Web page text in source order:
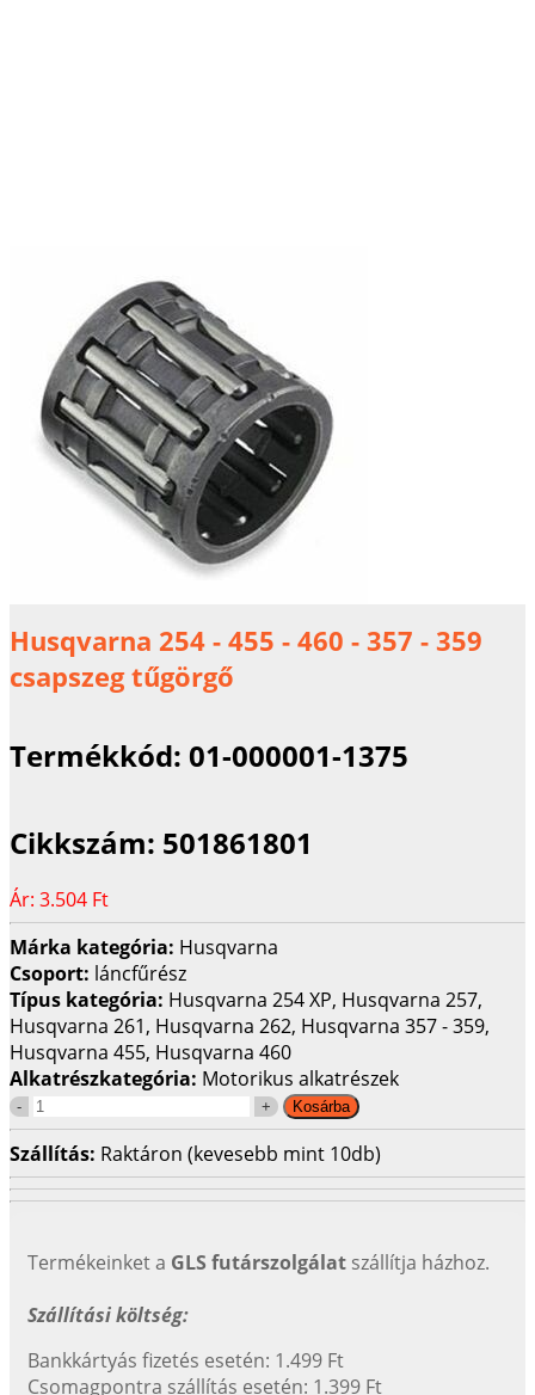
Husqvarna 254 - 455 - 460 - 357 - 359
csapszeg tűgörgő
Termékkód: 01-000001-1375
Cikkszám: 501861801
Ár: 3.504 Ft
Márka kategória: Husqvarna
Csoport: láncfűrész
Típus kategória: Husqvarna 254 XP, Husqvarna 257,
Husqvarna 261, Husqvarna 262, Husqvarna 357 - 359,
Husqvarna 455, Husqvarna 460
Alkatrészkategória: Motorikus alkatrészek
Szállítás: Raktáron (kevesebb mint 10db)
Termékeinket a GLS futárszolgálat szállítja házhoz.
Szállítási költség:
Bankkártyás fizetés esetén: 1.499 Ft
Csomagpontra szállítás esetén: 1.399 Ft